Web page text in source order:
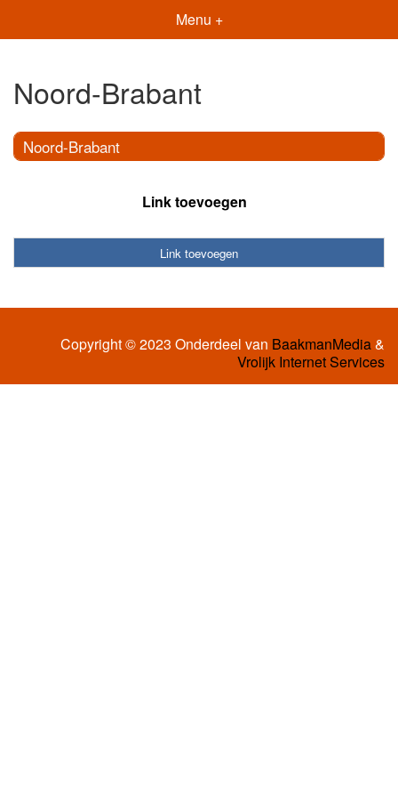
Menu +
Noord-Brabant
Noord-Brabant
Link toevoegen
Link toevoegen
Copyright © 2023 Onderdeel van BaakmanMedia&
Vrolijk Internet Services